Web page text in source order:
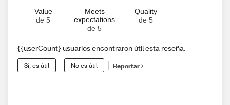
Value
de 5
Meets
expectations
de 5
Quality
de 5
{{userCount} usuarios encontraron útil esta reseña.
Sí, es útil No es útil Reportar